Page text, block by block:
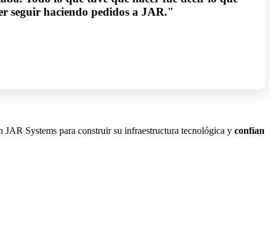
seguir haciendo pedidos a JAR."
Systems para construir su infraestructura tecnológica y confían